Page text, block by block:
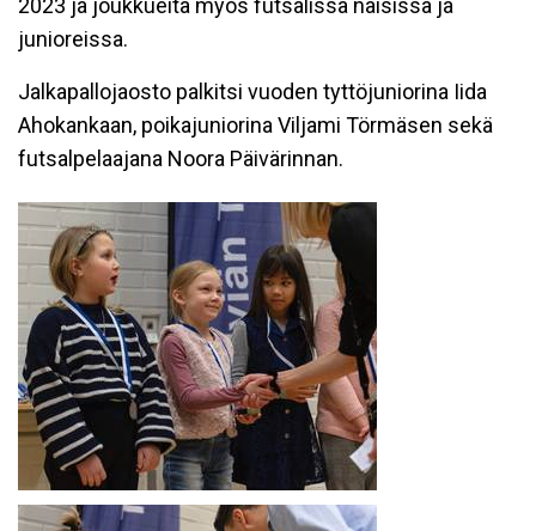
junioreissa.
Jalkapallojaosto palkitsi vuoden tyttöjuniorina Iida
Ahokankaan, poikajuniorina Viljami Törmäsen sekä
futsalpelaajana Noora Päivärinnan.